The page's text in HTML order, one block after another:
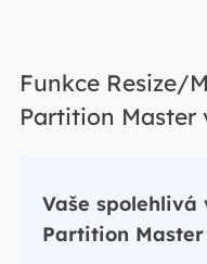
Funkce Resize/
Partition Master
Vaše spolehlivá
Partition Master